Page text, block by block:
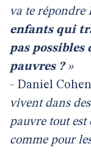
va te répondre
enfants qui
pas possibles
pauvres ?»
- Daniel
vivent dans
pauvre tout est
comme pour